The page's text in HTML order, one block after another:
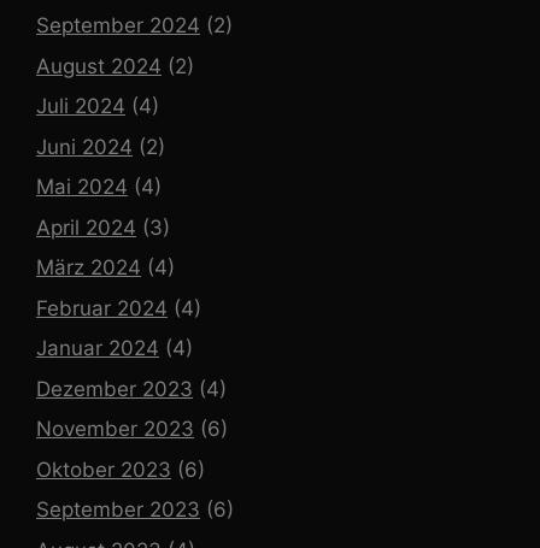
September 2024 (2)
August 2024 (2)
Juli 2024 (4)
Juni 2024 (2)
Mai 2024 (4)
April 2024 (3)
März 2024 (4)
Februar 2024 (4)
Januar 2024 (4)
Dezember 2023 (4)
November 2023 (6)
Oktober 2023 (6)
September 2023 (6)